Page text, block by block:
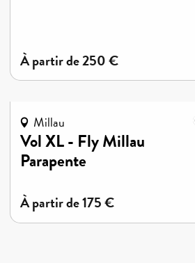
à partir de250€
Millau
Vol XL - Fly Millau
Parapente
à partir de175€